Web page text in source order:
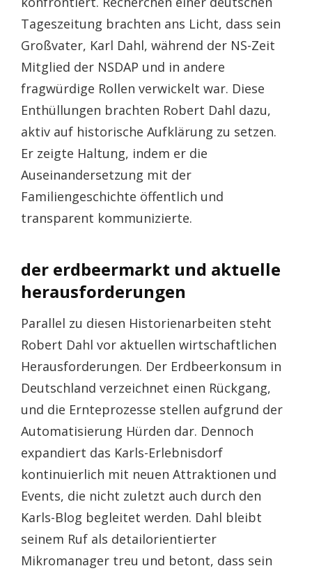
Tageszeitung brachten ans Licht, dass sein
Großvater, Karl Dahl, während der NS-Zeit
Mitglied der NSDAP und in andere
fragwürdige Rollen verwickelt war. Diese
Enthüllungen brachten Robert Dahl dazu,
aktiv auf historische Aufklärung zu setzen.
Er zeigte Haltung, indem er die
Auseinandersetzung mit der
Familiengeschichte öffentlich und
transparent kommunizierte.
der erdbeermarkt und aktuelle
herausforderungen
Parallel zu diesen Historienarbeiten steht
Robert Dahl vor aktuellen wirtschaftlichen
Herausforderungen. Der Erdbeerkonsum in
Deutschland verzeichnet einen Rückgang,
und die Ernteprozesse stellen aufgrund der
Automatisierung Hürden dar. Dennoch
expandiert das Karls-Erlebnisdorf
kontinuierlich mit neuen Attraktionen und
Events, die nicht zuletzt auch durch den
Karls-Blog begleitet werden. Dahl bleibt
seinem Ruf als detailorientierter
Mikromanager treu und betont, dass sein